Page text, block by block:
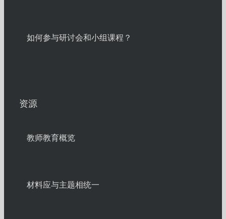
如何参与研讨会和小组课程？
资源
教师教育概览
材料应与主题相统一